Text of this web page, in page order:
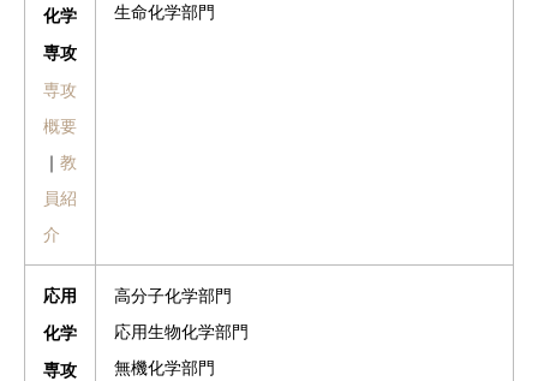
化学
専攻
専攻
概要
｜ 教
員紹
介
生命化学部門
応用
化学
専攻
高分子化学部門
応用生物化学部門
無機化学部門